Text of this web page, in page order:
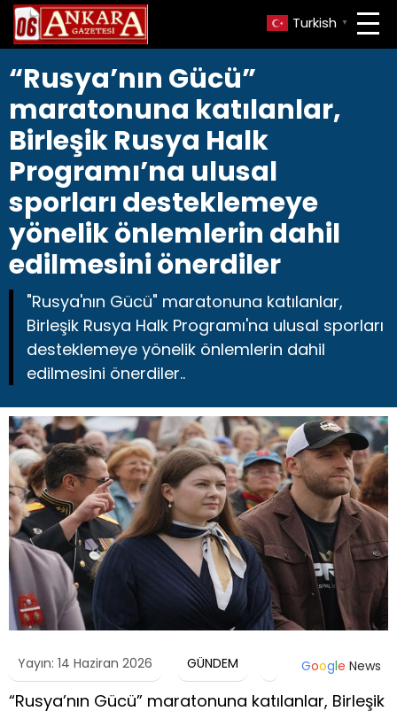
Turkish ▼
“Rusya’nın Gücü”
maratonuna katılanlar,
Birleşik Rusya Halk
Programı’na ulusal
sporları desteklemeye
yönelik önlemlerin dahil
edilmesini önerdiler
"Rusya'nın Gücü" maratonuna katılanlar,
Birleşik Rusya Halk Programı'na ulusal sporları
desteklemeye yönelik önlemlerin dahil
edilmesini önerdiler..
Yayın: 14 Haziran 2026 GÜNDEM Google News
“Rusya’nın Gücü” maratonuna katılanlar, Birleşik